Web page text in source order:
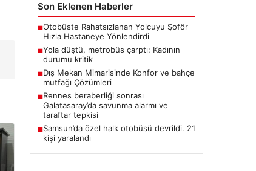
Son Eklenen Haberler
■Otobüste Rahatsızlanan Yolcuyu Şoför
Hızla Hastaneye Yönlendirdi
■Yola düştü, metrobüs çarptı: Kadının
durumu kritik
■Dış Mekan Mimarisinde Konfor ve bahçe
mutfağı Çözümleri
■Rennes beraberliği sonrası
Galatasaray’da savunma alarmı ve
taraftar tepkisi
■Samsun’da özel halk otobüsü devrildi. 21
kişi yaralandı